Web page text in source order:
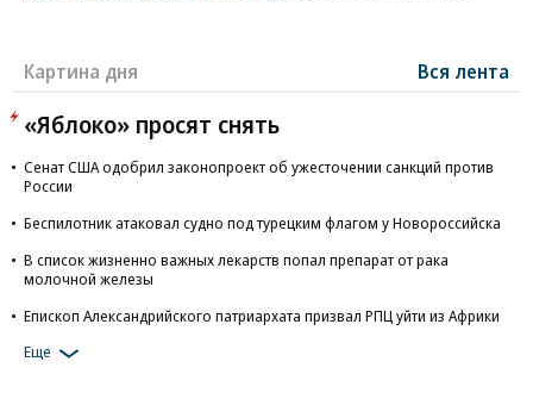
Картина дня Вся лента
«Яблоко» просят снять
Сенат США одобрил законопроект об ужесточении санкций против
России
Беспилотник атаковал судно под турецким флагом у Новороссийска
В список жизненно важных лекарств попал препарат от рака
молочной железы
Епископ Александрийского патриархата призвал РПЦ уйти из Африки
Еще